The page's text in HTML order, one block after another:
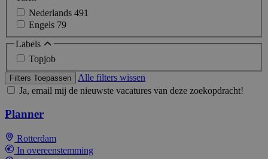
Nederlands 491
Engels 79
Labels
Topjob
Filters Toepassen
Alle filters wissen
Ja, email mij de nieuwste vacatures van deze zoekopdracht!
Planner
Rotterdam
In overeenstemming